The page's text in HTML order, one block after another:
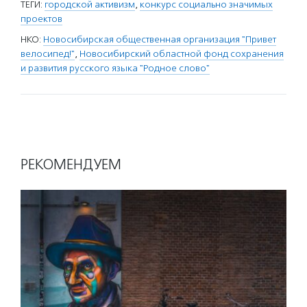
ТЕГИ: городской активизм, конкурс социально значимых
проектов
НКО: Новосибирская общественная организация "Привет
велосипед!", Новосибирский областной фонд сохранения
и развития русского языка "Родное слово"
РЕКОМЕНДУЕМ